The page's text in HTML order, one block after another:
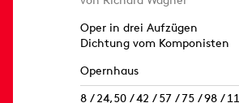
Oper in drei Aufzügen
Dichtung vom Komponisten
Opernhaus
8 / 24,50 / 42 / 57 / 75 / 98 /